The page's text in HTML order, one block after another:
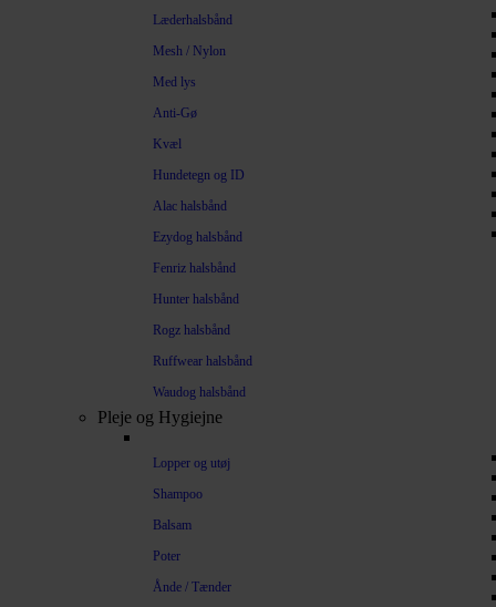
Læderhalsbånd
Mesh / Nylon
Med lys
Anti-Gø
Kvæl
Hundetegn og ID
Alac halsbånd
Ezydog halsbånd
Fenriz halsbånd
Hunter halsbånd
Rogz halsbånd
Ruffwear halsbånd
Waudog halsbånd
Pleje og Hygiejne
Lopper og utøj
Shampoo
Balsam
Poter
Ånde / Tænder